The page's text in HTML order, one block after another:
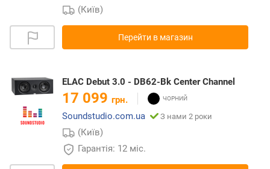
(Київ)
Перейти в магазин
ELAC Debut 3.0 - DB62-Bk Center Channel
17 099 грн.
Soundstudio.com.ua
З нами 2 роки
(Київ)
Гарантія: 12 міс.